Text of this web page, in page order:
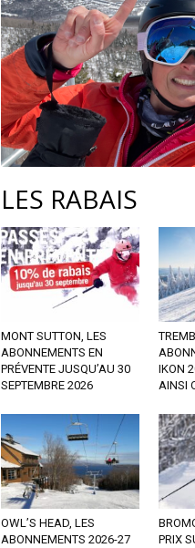
LES RABAIS
MONT SUTTON, LES
ABONNEMENTS EN
PRÉVENTE JUSQU’AU 30
SEPTEMBRE 2026
IKON
AINSI
OWL’S HEAD, LES
ABONNEMENTS 2026-27
PRIX